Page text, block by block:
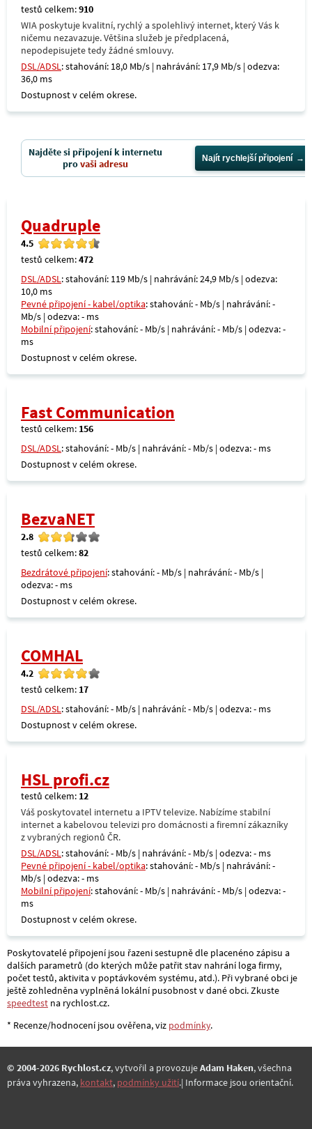
testů celkem:910
WIA poskytuje kvalitní, rychlý a spolehlivý internet, který Vás k
ničemu nezavazuje. Většina služeb je předplacená,
nepodepisujete tedy žádné smlouvy.
DSL/ADSL: stahování: 18,0 Mb/s | nahrávání: 17,9 Mb/s | odezva:
36,0 ms
Dostupnost v celém okrese.
Najděte si připojení k internetu
provaši adresu Najít rychlejší připojení
Quadruple
4.5
testů celkem:472
DSL/ADSL: stahování: 119 Mb/s | nahrávání: 24,9 Mb/s | odezva:
10,0 ms
Pevné připojení - kabel/optika: stahování: - Mb/s | nahrávání: -
Mb/s | odezva: - ms
Mobilní připojení: stahování: - Mb/s | nahrávání: - Mb/s | odezva: -
ms
Dostupnost v celém okrese.
Fast Communication
testů celkem: 156
DSL/ADSL: stahování: - Mb/s | nahrávání: - Mb/s | odezva: - ms
Dostupnost v celém okrese.
BezvaNET
2.8
testů celkem:82
Bezdrátové připojení: stahování: - Mb/s | nahrávání: - Mb/s |
odezva: - ms
Dostupnost v celém okrese.
COMHAL
4.2
testů celkem: 17
DSL/ADSL: stahování: - Mb/s | nahrávání: - Mb/s | odezva: - ms
Dostupnost v celém okrese.
HSL profi.cz
testů celkem: 12
Váš poskytovatel internetu a IPTV televize. Nabízíme stabilní
internet a kabelovou televizi pro domácnosti a firemní zákazníky
z vybraných regionů ČR.
DSL/ADSL: stahování: - Mb/s | nahrávání: - Mb/s | odezva: - ms
Pevné připojení - kabel/optika: stahování: - Mb/s | nahrávání: -
Mb/s | odezva: - ms
Mobilní připojení: stahování: - Mb/s | nahrávání: - Mb/s | odezva: -
ms
Dostupnost v celém okrese.
Poskytovatelé připojení jsou řazeni sestupně dle placenéno zápisu a
dalších parametrů (do kterých může patřit stav nahrání loga firmy,
počet testů, aktivita v poptávkovém systému, atd.). Při vybrané obci je
ještě zohledněna vyplněná lokální pusobnost v dané obci. Zkuste
speedtest na rychlost.cz.
* Recenze/hodnocení jsou ověřena, viz podmínky.
© 2004-2026 Rychlost.cz, vytvořil a provozujeAdam Haken, všechna
práva vyhrazena, kontakt, podmínky užití.| Informace jsou orientační.